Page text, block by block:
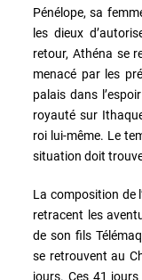
Pénélope, sa
les dieux
retour, Athéna se
menacé par les
palais dans
royauté sur
roi lui-même. Le
situation doit
La composition de
retracent les
de son fils
se retrouvent au
jours. Ces 41